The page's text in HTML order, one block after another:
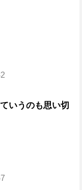
いうのも思い切